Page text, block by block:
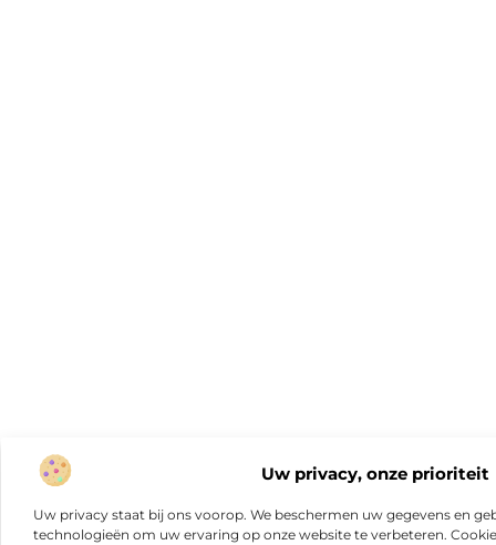
Uw privacy, onze prioriteit
Uw privacy staat bij ons voorop. We beschermen uw gegevens en
technologieën om uw ervaring op onze website te verbeteren.